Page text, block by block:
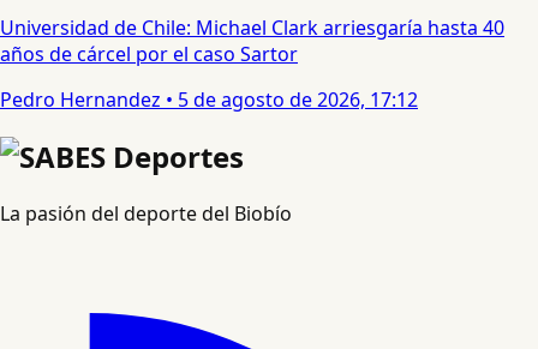
Universidad de Chile: Michael Clark arriesgaría hasta 40
años de cárcel por el caso Sartor
Pedro Hernandez • 5 de agosto de 2026, 17:12
La pasión del deporte del Biobío